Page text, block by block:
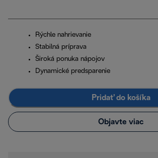
Rýchle nahrievanie
Stabilná príprava
Široká ponuka nápojov
Dynamické predsparenie
Pridať do košíka
Objavte viac